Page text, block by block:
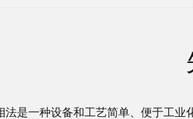
法是一种设备和工艺简单、便于工业